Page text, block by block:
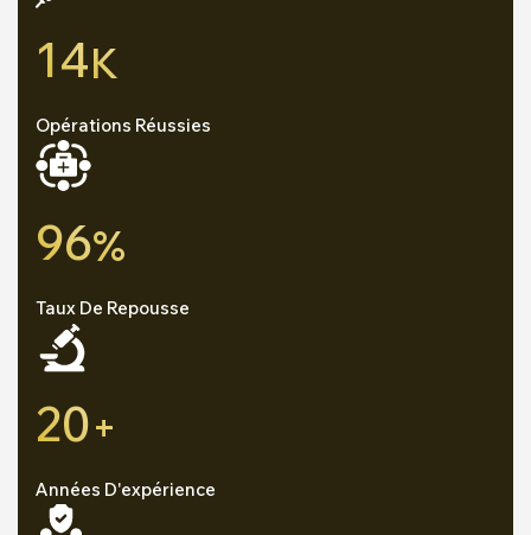
14K
Opérations Réussies
96%
Taux De Repousse
20+
Années D'expérience